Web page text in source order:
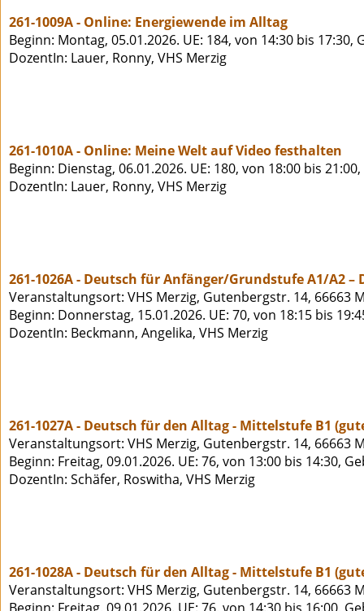
261-1009A - Online: Energiewende im Alltag
Beginn: Montag, 05.01.2026. UE: 184, von 14:30 bis 17:30,
DozentIn: Lauer, Ronny, VHS Merzig
261-1010A - Online: Meine Welt auf Video festhalten
Beginn: Dienstag, 06.01.2026. UE: 180, von 18:00 bis
DozentIn: Lauer, Ronny, VHS Merzig
261-1026A - Deutsch für Anfänger/Grundstufe A1/A2
Veranstaltungsort: VHS Merzig, Gutenbergstr. 14, 66663
Beginn: Donnerstag, 15.01.2026. UE: 70, von 18:15 bis
DozentIn: Beckmann, Angelika, VHS Merzig
261-1027A - Deutsch für den Alltag - Mittelstufe B1
Veranstaltungsort: VHS Merzig, Gutenbergstr. 14, 66663
Beginn: Freitag, 09.01.2026. UE: 76, von 13:00 bis 14:30,
DozentIn: Schäfer, Roswitha, VHS Merzig
261-1028A - Deutsch für den Alltag - Mittelstufe B1
Veranstaltungsort: VHS Merzig, Gutenbergstr. 14, 66663